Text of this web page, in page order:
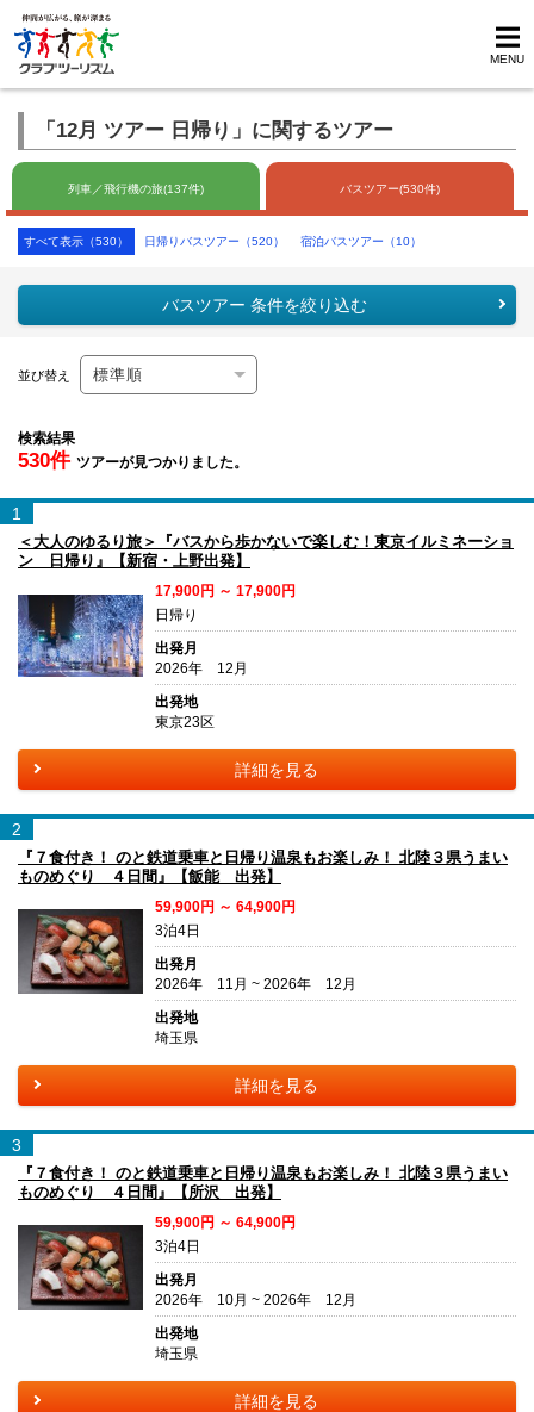
MENU
「12月 ツアー 日帰り」に関するツアー
列車／飛行機の旅(137件) バスツアー(530件)
すべて表示（530） 日帰りバスツアー（520） 宿泊バスツアー（10）
バスツアー 条件を絞り込む
並び替え
検索結果
530件 ツアーが見つかりました。
1
＜大人のゆるり旅＞『バスから歩かないで楽しむ！東京イルミネーショ
ン 日帰り』【新宿・上野出発】
17,900円 ～ 17,900円
日帰り
出発月
2026年 12月
出発地
東京23区
詳細を見る
2
『７食付き！ のと鉄道乗車と日帰り温泉もお楽しみ！ 北陸３県うまい
ものめぐり ４日間』【飯能 出発】
59,900円 ～ 64,900円
3泊4日
出発月
2026年 11月 ~ 2026年 12月
出発地
埼玉県
詳細を見る
3
『７食付き！ のと鉄道乗車と日帰り温泉もお楽しみ！ 北陸３県うまい
ものめぐり ４日間』【所沢 出発】
59,900円 ～ 64,900円
3泊4日
出発月
2026年 10月 ~ 2026年 12月
出発地
埼玉県
詳細を見る